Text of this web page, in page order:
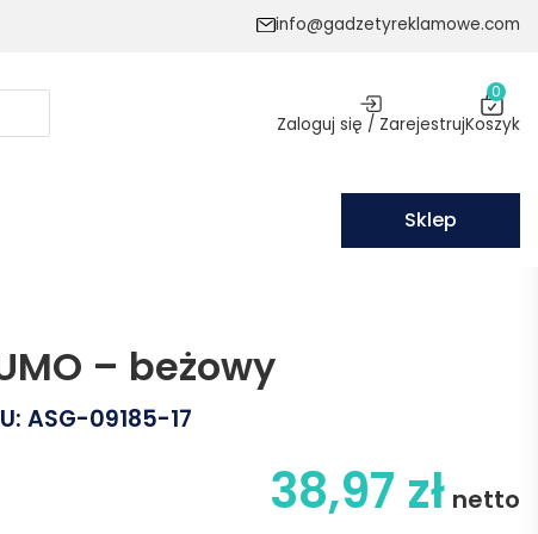
info@gadzetyreklamowe.com
Zaloguj się / Zarejestruj
0
Koszyk
Sklep
– beżowy
ASG-09185-17
38,97 zł netto